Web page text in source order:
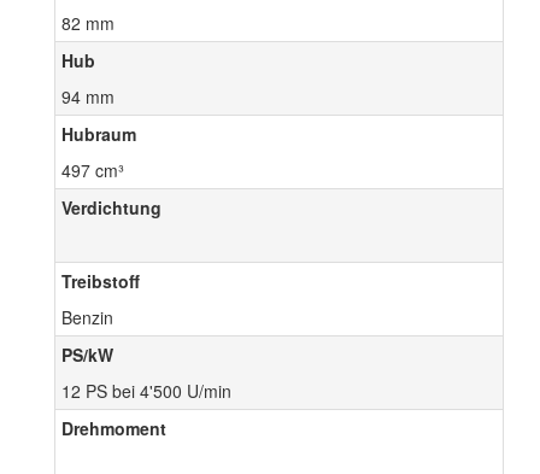
82 mm
Hub
94 mm
Hubraum
497 cm³
Verdichtung
Treibstoff
Benzin
PS/kW
12 PS bei 4'500 U/min
Drehmoment